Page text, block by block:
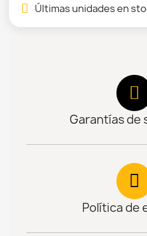
Últimas unidades en
Garantías de
Política de